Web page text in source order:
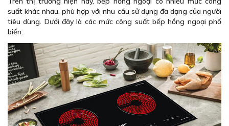
suất khác nhau, phù hợp với nhu cầu sử dụng đa dạng của người
tiêu dùng. Dưới đây là các mức công suất bếp hồng ngoại phổ
biến: